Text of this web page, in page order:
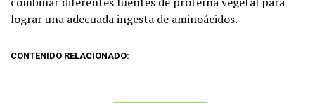
lograr una adecuada ingesta de aminoácidos.
CONTENIDO RELACIONADO: